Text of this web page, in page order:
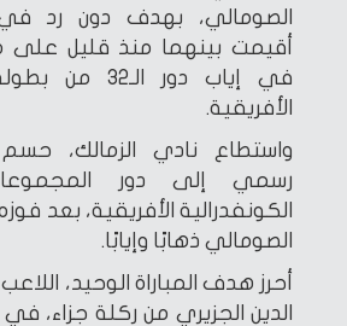
الصومالي، بهدف دون رد في
أقيمت بينهما منذ قليل على
في إياب دور
الأفريقية.
واستطاع نادي الزمالك،
رسمي إلى دور
الكونفدرالية الأفريقية، بعد
الصومالي ذهابًا وإيابًا.
أحرز هدف المباراة الوحيد،